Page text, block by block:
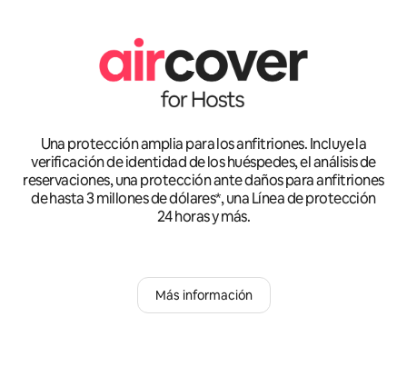
Una protección amplia para los anfitriones. Incluye la
verificación de identidad de los huéspedes, el análisis de
reservaciones, una protección ante daños para anfitriones
de hasta 3 millones de dólares*, una Línea de protección
24 horas y más.
Más información